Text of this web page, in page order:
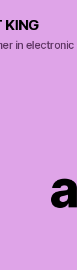
KING
in electronic